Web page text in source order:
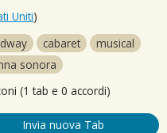
Uniti)
cabaret
musical
sonora
(1 tab e 0 accordi)
Invia nuova Tab